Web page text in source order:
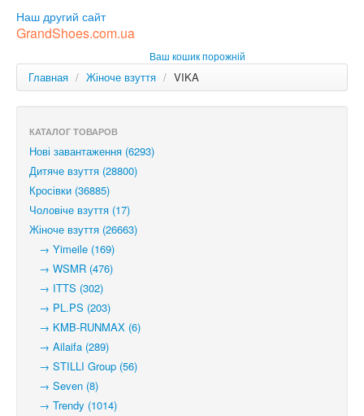
РОС
Наш другий сайт
GrandShoes.com.ua
Ваш кошик порожній
Главная / Жіноче взуття / VIKA
КАТАЛОГ ТОВАРОВ
Нові завантаження (6293)
Дитяче взуття (28800)
Кросівки (36885)
Чоловіче взуття (17)
Жіноче взуття (26663)
→ Yimeile (169)
→ WSMR (476)
→ ITTS (302)
→ PL.PS (203)
→ KMB-RUNMAX (6)
→ Ailaifa (289)
→ STILLI Group (56)
→ Seven (8)
→ Trendy (1014)